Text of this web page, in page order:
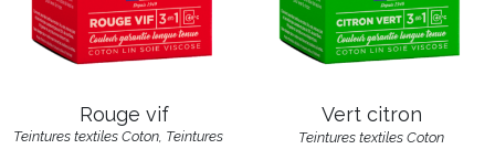
Rouge vif
Teintures textiles Coton, Teintures
Vert citron
Teintures textiles Coton